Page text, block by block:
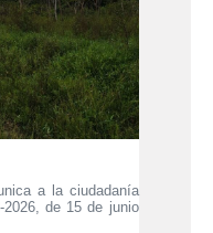
a la ciudadanía
de 15 de junio